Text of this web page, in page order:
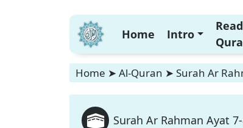
Home Intro
Read
Home ➤ Al-Quran ➤ Surah Ar
Surah Ar Rahman Ayat